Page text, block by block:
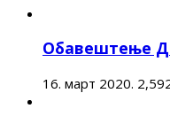
Обавештење
16. март 2020.